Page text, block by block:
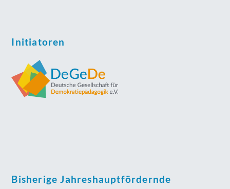
Initiatoren
Bisherige Jahreshauptfördernde